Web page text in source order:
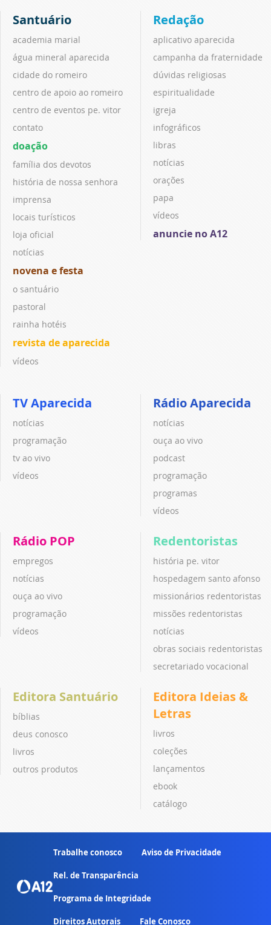
Santuário
academia marial
água mineral aparecida
cidade do romeiro
centro de apoio ao romeiro
centro de eventos pe. vitor
contato
doação
família dos devotos
história de nossa senhora
imprensa
locais turísticos
loja oficial
notícias
novena e festa
o santuário
pastoral
rainha hotéis
revista de aparecida
vídeos
Redação
aplicativo aparecida
campanha da fraternidade
dúvidas religiosas
espiritualidade
igreja
infográficos
libras
notícias
orações
papa
vídeos
anuncie no A12
TV Aparecida
notícias
programação
tv ao vivo
vídeos
Rádio Aparecida
notícias
ouça ao vivo
podcast
programação
programas
vídeos
Rádio POP
empregos
notícias
ouça ao vivo
programação
vídeos
Redentoristas
história pe. vitor
hospedagem santo afonso
missionários redentoristas
missões redentoristas
notícias
obras sociais redentoristas
secretariado vocacional
Editora Santuário
bíblias
deus conosco
livros
outros produtos
Editora Ideias &
Letras
livros
coleções
lançamentos
ebook
catálogo
Trabalhe conosco Aviso de Privacidade
Rel. de Transparência
Programa de Integridade
Direitos Autorais Fale Conosco